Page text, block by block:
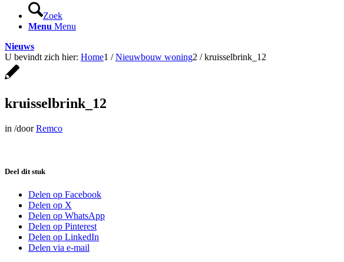
Zoek
Menu Menu
Nieuws
U bevindt zich hier: Home1 / Nieuwbouw woning2 / kruisselbrink_12
kruisselbrink_12
in /doorRemco
Deel dit stuk
Delen op Facebook
Delen op X
Delen op WhatsApp
Delen op Pinterest
Delen op LinkedIn
Delen via e-mail